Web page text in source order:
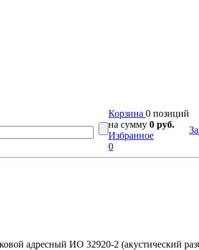
Корзина 0 позиций
на сумму 0 руб.
Избранное
0
адресный ИО 32920-2 (акустический